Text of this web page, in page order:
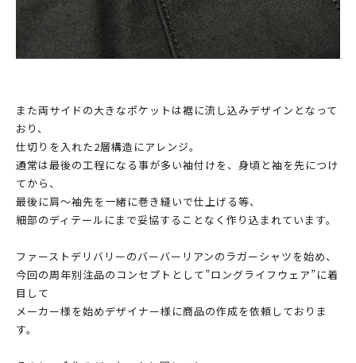
また両サイドの大きなポケットは裾に流し込みデザインとなって
おり、
仕切りを入れた2層構造にアレンジ。
通常は最後の工程になる事が多い袖付けを、身頃と袖を先につけ
てから、
最後に肩〜袖先を一緒に巻き縫いで仕上げる等、
細部のディテールにまで妥協することなく作り込まれています。
ファーストデリバリーのバーバーリアンのラガーシャツを始め、
今回の周年別注品のコンセプトとして”ロングライフウェア”に着
目して
メーカー様を始めデザイナー様に商品の作成を依頼しておりま
す。